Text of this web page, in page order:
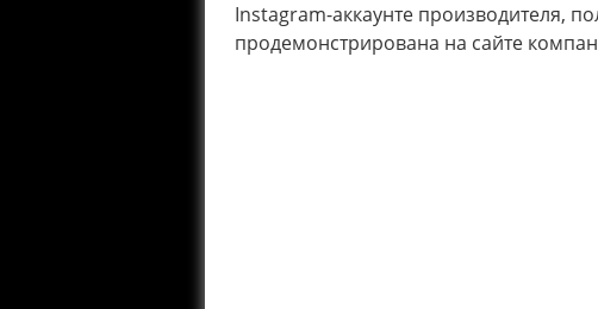
Instagram-аккаунте производителя,
продемонстрирована на сайте